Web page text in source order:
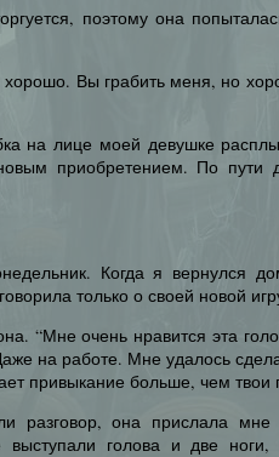
поэтому она
хорошо. Вы грабить меня, но
на лице моей девушке
приобретением. По
Когда я вернулся
только о своей новой
“Мне очень нравится эта
на работе. Мне удалось
привыкание больше, чем твои
разговор, она прислала мне
голова и две